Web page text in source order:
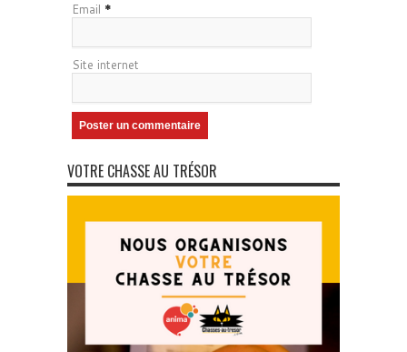
Email *
Site internet
VOTRE CHASSE AU TRÉSOR